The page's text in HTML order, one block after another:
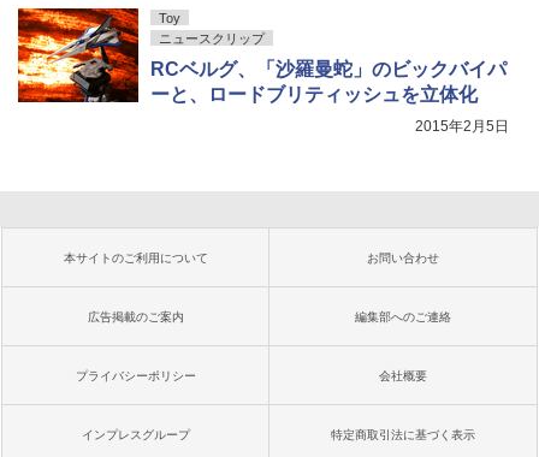
Toy
ニュースクリップ
RCベルグ、「沙羅曼蛇」のビックバイパ
ーと、ロードブリティッシュを立体化
2015年2月5日
本サイトのご利用について お問い合わせ
広告掲載のご案内 編集部へのご連絡
プライバシーポリシー 会社概要
インプレスグループ 特定商取引法に基づく表示